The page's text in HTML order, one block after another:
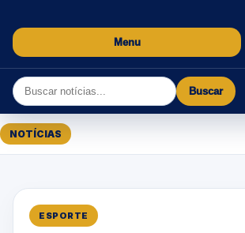
Menu
Buscar
NOTÍCIAS
ESPORTE